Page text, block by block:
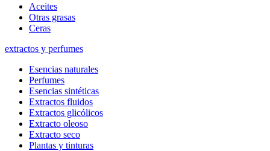
Aceites
Otras grasas
Ceras
extractos y perfumes
Esencias naturales
Perfumes
Esencias sintéticas
Extractos fluidos
Extractos glicólicos
Extracto oleoso
Extracto seco
Plantas y tinturas